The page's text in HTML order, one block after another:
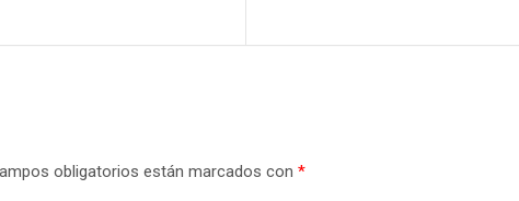
obligatorios están marcados con *